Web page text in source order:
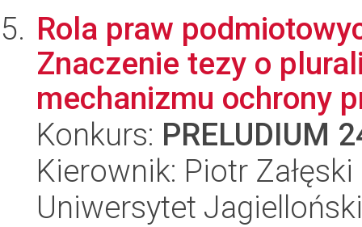
Rola praw
Znaczenie tezy o
mechanizmu ochrony
Konkurs: PRELUDIUM
Kierownik: Piotr Załęski
Uniwersytet Jagielloński